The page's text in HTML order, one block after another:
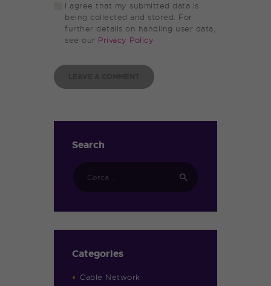
I agree that my submitted data is
being collected and stored. For
further details on handling user data,
see our Privacy Policy
Search
Categories
Cable Network